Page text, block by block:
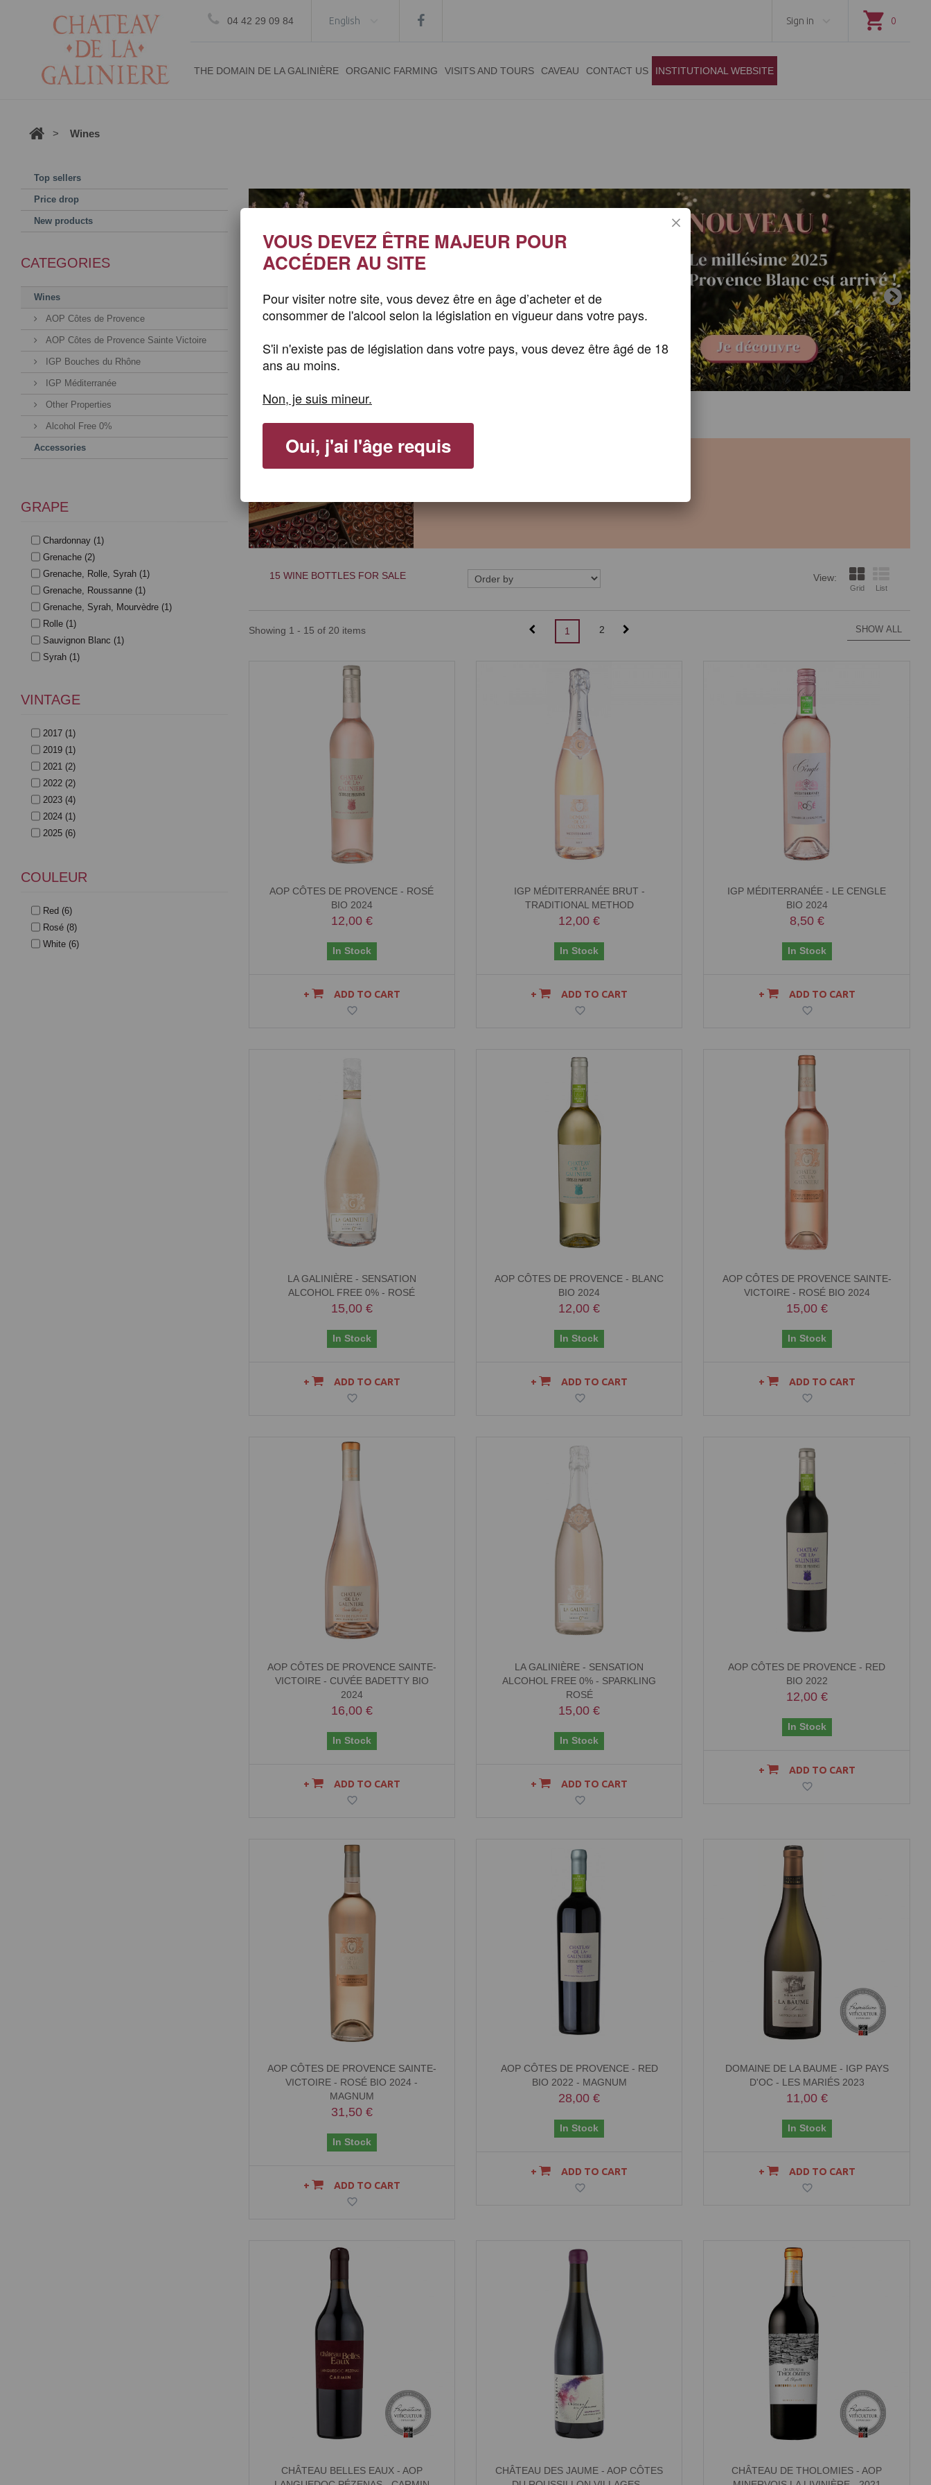
04 42 29 09 84 English 0
Sign in
THE DOMAIN DE LA GALINIÈRE ORGANIC FARMING VISITS AND TOURS CAVEAU CONTACT US INSTITUTIONAL WEBSITE
> Wines
Top sellers
Price drop
New products
CATEGORIES
Wines
AOP Côtes de Provence
AOP Côtes de Provence Sainte Victoire
IGP Bouches du Rhône
IGP Méditerranée
Other Properties
Alcohol Free 0%
Accessories
GRAPE
Chardonnay (1)
Grenache (2)
Grenache, Rolle, Syrah (1)
Grenache, Roussanne (1)
Grenache, Syrah, Mourvèdre (1)
Rolle (1)
Sauvignon Blanc (1)
Syrah (1)
Syrah, Grenache, Carignan
VINTAGE
2017 (1)
2019 (1)
2021 (2)
2022 (2)
2023 (4)
2024 (1)
2025 (6)
COULEUR
Red (6)
Rosé (8)
White (6)
15 WINE BOTTLES FOR SALE View:
Grid List
Showing 1 - 15 of 20 items 1 2 SHOW ALL
AOP CÔTES DE PROVENCE - ROSÉ
BIO 2024
12,00 €
In Stock
ADD TO CART
IGP MÉDITERRANÉE BRUT -
TRADITIONAL METHOD
12,00 €
In Stock
ADD TO CART
IGP MÉDITERRANÉE - LE CENGLE
BIO 2024
8,50 €
In Stock
ADD TO CART
LA GALINIÈRE - SENSATION
ALCOHOL FREE 0% - ROSÉ
15,00 €
In Stock
ADD TO CART
AOP CÔTES DE PROVENCE - BLANC
BIO 2024
12,00 €
In Stock
ADD TO CART
AOP CÔTES DE PROVENCE SAINTE-
VICTOIRE - ROSÉ BIO 2024
15,00 €
In Stock
ADD TO CART
AOP CÔTES DE PROVENCE SAINTE-
VICTOIRE - CUVÉE BADETTY BIO
2024
16,00 €
In Stock
ADD TO CART
LA GALINIÈRE - SENSATION
ALCOHOL FREE 0% - SPARKLING
ROSÉ
15,00 €
In Stock
ADD TO CART
AOP CÔTES DE PROVENCE - RED
BIO 2022
12,00 €
In Stock
ADD TO CART
AOP CÔTES DE PROVENCE SAINTE-
VICTOIRE - ROSÉ BIO 2024 -
MAGNUM
31,50 €
In Stock
ADD TO CART
AOP CÔTES DE PROVENCE - RED
BIO 2022 - MAGNUM
28,00 €
In Stock
ADD TO CART
DOMAINE DE LA BAUME - IGP PAYS
D'OC - LES MARIÉS 2023
11,00 €
In Stock
ADD TO CART
CHÂTEAU BELLES EAUX - AOP
CHÂTEAU DES JAUME - AOP CÔTES
CHÂTEAU DE THOLOMIES - AOP
VOUS DEVEZ ÊTRE MAJEUR POUR
ACCÉDER AU SITE
Pour visiter notre site, vous devez être en âge d’acheter et de
consommer de l'alcool selon la législation en vigueur dans votre pays.
S'il n'existe pas de législation dans votre pays, vous devez être âgé de 18
ans au moins.
Non, je suis mineur.
Oui, j'ai l'âge requis